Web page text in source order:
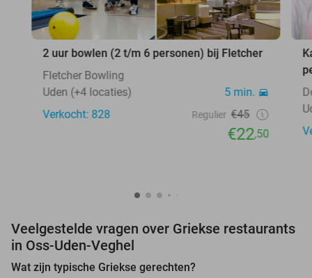
2 uur bowlen (2 t/m 6 personen) bij Fletcher
Fletcher Bowling
Uden (+4 locaties)
5 min.
Verkocht: 828
Regulier €45
€22,50
Veelgestelde vragen over Griekse restaurants
in Oss-Uden-Veghel
Wat zijn typische Griekse gerechten?